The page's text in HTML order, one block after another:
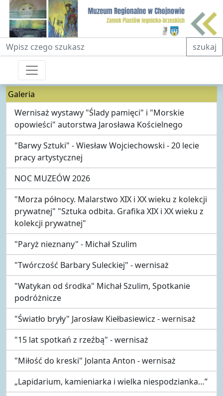
Fraza do wyszukiwania szukaj
Galeria
Wernisaż wystawy "Ślady pamięci" i "Morskie
opowieści" autorstwa Jarosława Kościelnego
"Barwy Sztuki" - Wiesław Wojciechowski - 20 lecie
pracy artystycznej
NOC MUZEÓW 2026
"Morza północy. Malarstwo XIX i XX wieku z kolekcji
prywatnej" "Sztuka odbita. Grafika XIX i XX wieku z
kolekcji prywatnej"
"Paryż nieznany" - Michał Szulim
"Twórczość Barbary Suleckiej" - wernisaż
"Watykan od środka" Michał Szulim, Spotkanie
podróżnicze
"Światło bryły" Jarosław Kiełbasiewicz - wernisaż
"15 lat spotkań z rzeźbą" - wernisaż
"Miłość do kreski" Jolanta Anton - wernisaż
„Lapidarium, kamieniarka i wielka niespodzianka…”